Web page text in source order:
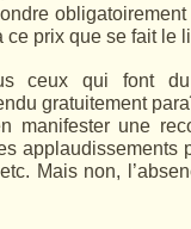
ce prix que se fait le
ceux qui font
gratuitement
manifester une
applaudissements
Mais non,